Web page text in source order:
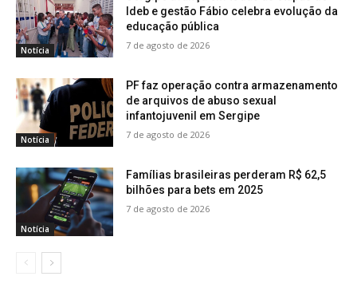
Notícia
Ideb e gestão Fábio celebra evolução da
educação pública
7 de agosto de 2026
Notícia
PF faz operação contra armazenamento
de arquivos de abuso sexual
infantojuvenil em Sergipe
7 de agosto de 2026
Notícia
Famílias brasileiras perderam R$ 62,5
bilhões para bets em 2025
7 de agosto de 2026